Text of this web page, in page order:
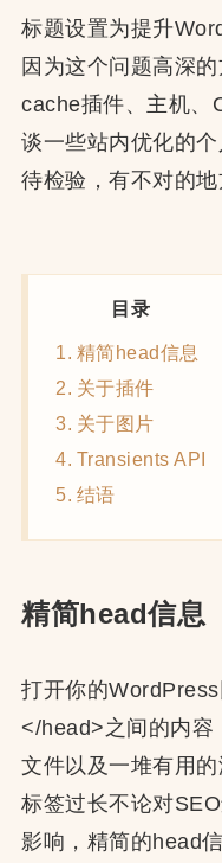
标题设置为提升
因为这个问题高深
cache插件、主机、
谈一些站内优化的
待检验，有不对的地
目录
精简head信息
关于插件
关于图片
Transients API
结语
精简head信息
打开你的
</head>之间的内
文件以及一堆有用
标签过长不论对
影响，精简的head